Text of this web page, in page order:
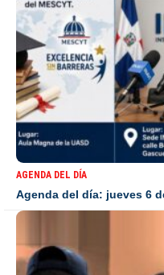
AGENDA DEL DÍA
Agenda del día: jueves 6